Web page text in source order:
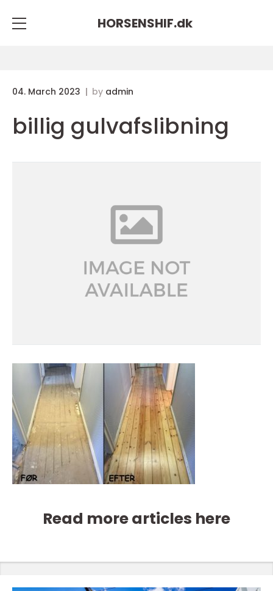
HORSENSHIF.dk
04. March 2023 by admin
billig gulvafslibning
Read more articles here